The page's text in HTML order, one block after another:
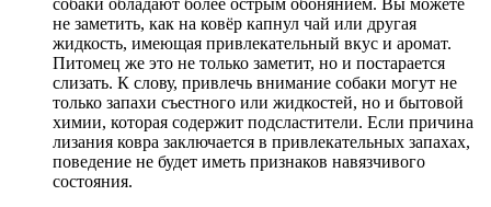
не заметить, как на ковёр капнул чай или другая
жидкость, имеющая привлекательный вкус и аромат.
Питомец же это не только заметит, но и постарается
слизать. К слову, привлечь внимание собаки могут не
только запахи съестного или жидкостей, но и бытовой
химии, которая содержит подсластители. Если причина
лизания ковра заключается в привлекательных запахах,
поведение не будет иметь признаков навязчивого
состояния.